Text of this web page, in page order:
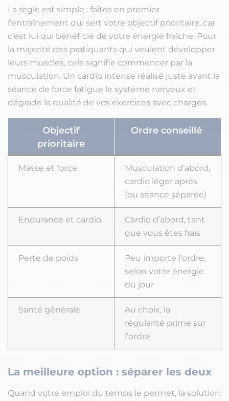
La règle est simple : faites en premier
l’entraînement qui sert votre objectif prioritaire, car
c’est lui qui bénéficie de votre énergie fraîche. Pour
la majorité des pratiquants qui veulent développer
leurs muscles, cela signifie commencer par la
musculation. Un cardio intense réalisé juste avant la
séance de force fatigue le système nerveux et
dégrade la qualité de vos exercices avec charges.
Objectif
prioritaire
Ordre conseillé
Masse et force
Musculation d’abord,
cardio léger après
(ou séance séparée)
Endurance et cardio
Cardio d’abord, tant
que vous êtes frais
Perte de poids
Peu importe l’ordre,
selon votre énergie
du jour
Santé générale
Au choix, la
régularité prime sur
l’ordre
La meilleure option : séparer les deux
Quand votre emploi du temps le permet, la solution